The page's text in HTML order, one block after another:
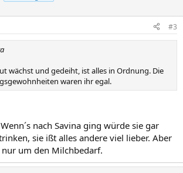
#3
wächst und gedeiht, ist alles in Ordnung. Die
waren ihr egal.
nach Savina ging würde sie gar
sie ißt alles andere viel lieber. Aber
um den Milchbedarf.